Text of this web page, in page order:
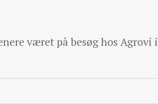
været på besøg hos Agrovi i